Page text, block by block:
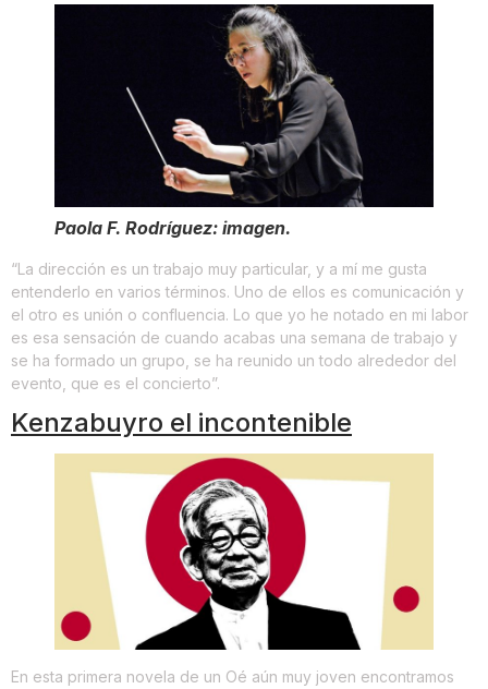
Paola F. Rodríguez: imagen.
“La dirección es un trabajo muy particular, y a mí me gusta
entenderlo en varios términos. Uno de ellos es comunicación y
el otro es unión o confluencia. Lo que yo he notado en mi labor
es esa sensación de cuando acabas una semana de trabajo y
se ha formado un grupo, se ha reunido un todo alrededor del
evento, que es el concierto”.
Kenzabuyro el incontenible
En esta primera novela de un Oé aún muy joven encontramos